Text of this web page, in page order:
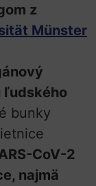
z
Münster
ľudského
bunky
CoV-2
najmä